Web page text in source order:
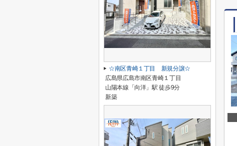
☆南区青崎１丁目 新規分譲☆
広島県広島市南区青崎１丁目
山陽本線「向洋」駅 徒歩9分
新築